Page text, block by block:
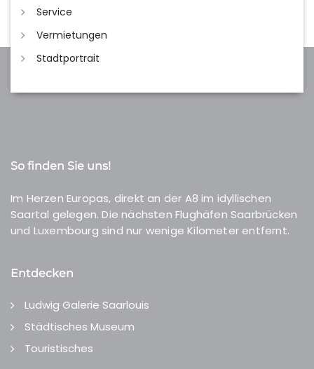
Service
Vermietungen
Stadtportrait
So finden Sie uns!
Im Herzen Europas, direkt an der A8 im idyllischen
Saartal gelegen. Die nächsten Flughäfen Saarbrücken
und Luxembourg sind nur wenige Kilometer entfernt.
Entdecken
Ludwig Galerie Saarlouis
Städtisches Museum
Touristisches